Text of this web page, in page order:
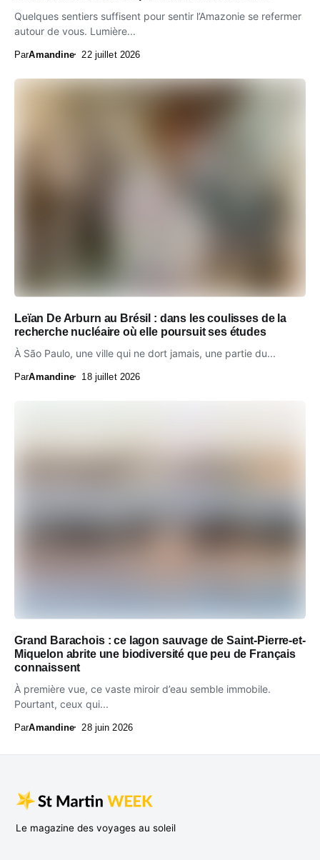
Quelques sentiers suffisent pour sentir l’Amazonie se refermer
autour de vous. Lumière...
ParAmandine 22 juillet 2026
Leïan De Arburn au Brésil : dans les coulisses de la
recherche nucléaire où elle poursuit ses études
À São Paulo, une ville qui ne dort jamais, une partie du...
ParAmandine 18 juillet 2026
Grand Barachois : ce lagon sauvage de Saint-Pierre-et-
Miquelon abrite une biodiversité que peu de Français
connaissent
À première vue, ce vaste miroir d’eau semble immobile.
Pourtant, ceux qui...
ParAmandine 28 juin 2026
Le magazine des voyages au soleil